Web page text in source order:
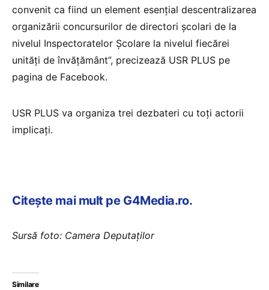
convenit ca fiind un element esențial descentralizarea
organizării concursurilor de directori școlari de la
nivelul Inspectoratelor Școlare la nivelul fiecărei
unități de învățământ”, precizează USR PLUS pe
pagina de Facebook.
USR PLUS va organiza trei dezbateri cu toți actorii
implicați.
Citește mai mult pe G4Media.ro.
Sursă foto: Camera Deputaților
Similare